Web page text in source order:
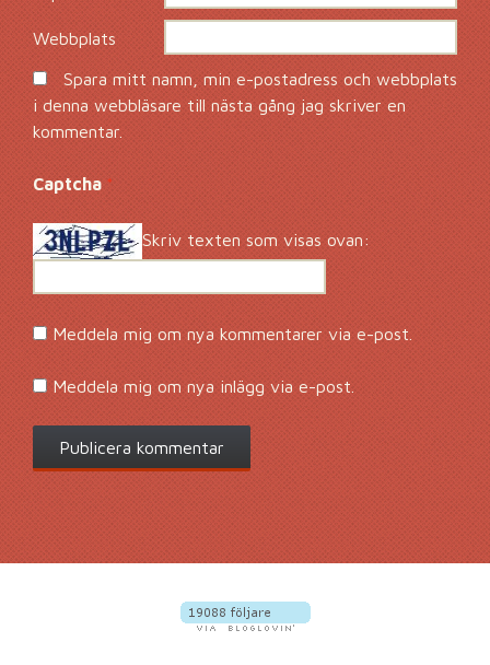
Webbplats
Spara mitt namn, min e-postadress och webbplats
i denna webbläsare till nästa gång jag skriver en
kommentar.
Captcha *
Skriv texten som visas ovan:
Meddela mig om nya kommentarer via e-post.
Meddela mig om nya inlägg via e-post.